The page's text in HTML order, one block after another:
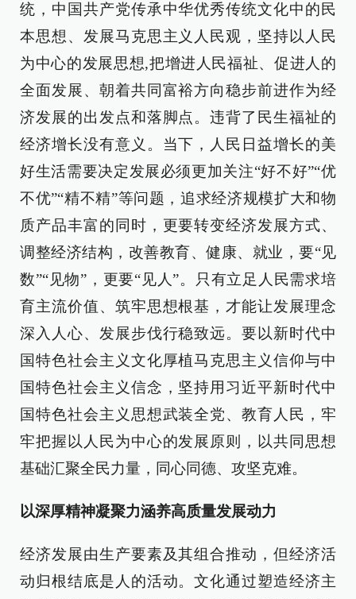
统，中国共产党传承中华优秀传统文化中的民
本思想、发展马克思主义人民观，坚持以人民
为中心的发展思想,把增进人民福祉、促进人的
全面发展、朝着共同富裕方向稳步前进作为经
济发展的出发点和落脚点。违背了民生福祉的
经济增长没有意义。当下，人民日益增长的美
好生活需要决定发展必须更加关注“好不好”“优
不优”“精不精”等问题，追求经济规模扩大和物
质产品丰富的同时，更要转变经济发展方式、
调整经济结构，改善教育、健康、就业，要“见
数”“见物”，更要“见人”。只有立足人民需求培
育主流价值、筑牢思想根基，才能让发展理念
深入人心、发展步伐行稳致远。要以新时代中
国特色社会主义文化厚植马克思主义信仰与中
国特色社会主义信念，坚持用习近平新时代中
国特色社会主义思想武装全党、教育人民，牢
牢把握以人民为中心的发展原则，以共同思想
基础汇聚全民力量，同心同德、攻坚克难。
以深厚精神凝聚力涵养高质量发展动力
经济发展由生产要素及其组合推动，但经济活
动归根结底是人的活动。文化通过塑造经济主